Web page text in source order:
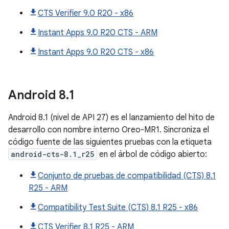
CTS Verifier 9.0 R20 - x86
Instant Apps 9.0 R20 CTS - ARM
Instant Apps 9.0 R20 CTS - x86
Android 8.1
Android 8.1 (nivel de API 27) es el lanzamiento del hito de
desarrollo con nombre interno Oreo-MR1. Sincroniza el
código fuente de las siguientes pruebas con la etiqueta
android-cts-8.1_r25 en el árbol de código abierto:
Conjunto de pruebas de compatibilidad (CTS) 8.1
R25 - ARM
Compatibility Test Suite (CTS) 8.1 R25 - x86
CTS Verifier 8.1 R25 - ARM